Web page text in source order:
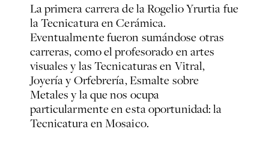
La primera carrera de la Rogelio Yrurtia fue
la Tecnicatura en Cerámica.
Eventualmente fueron sumándose otras
carreras, como el profesorado en artes
visuales y las Tecnicaturas en Vitral,
Joyería y Orfebrería, Esmalte sobre
Metales y la que nos ocupa
particularmente en esta oportunidad: la
Tecnicatura en Mosaico.